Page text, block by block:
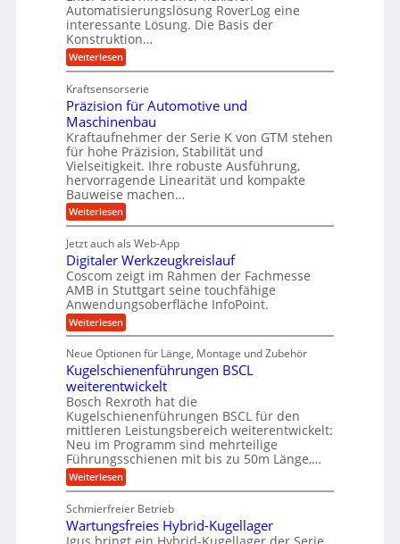
r
g
l
e
c
e
l
g
e
w
i
n
d
e
t
r
i
e
b
e
f
ü
r
r
a
e
U
m
g
e
b
u
n
g
e
n
s
a
t
z
n
d
A
u
f
t
r
a
s
i
n
g
a
n
g
b
e
i
t
s
l
o
s
e
,
w
e
n
i
g
e
r
S
t
e
l
e
n
Automatisierungslösung RoverLog eine
interessante Lösung. Die Basis der
Konstruktion…
Weiterlesen:
Z
h
n
s
t
a
n
g
e
n
g
e
t
r
i
e
b
e
f
ü
r
r
ä
i
s
e
H
u
b
b
e
w
e
g
u
Kraftsensorserie
Präzision für Automotive und
Maschinenbau
Kraftaufnehmer der Serie K von GTM stehen
für hohe Präzision, Stabilität und
Vielseitigkeit. Ihre robuste Ausführung,
hervorragende Linearität und kompakte
Bauweise machen…
Weiterlesen:
P
ä
z
i
s
i
o
n
f
r
A
u
t
o
m
o
t
i
v
e
n
d
M
Jetzt auch als Web-App
Digitaler Werkzeugkreislauf
Coscom zeigt im Rahmen der Fachmesse
AMB in Stuttgart seine touchfähige
Anwendungsoberfläche InfoPoint.
Weiterlesen:
D
g
i
t
a
l
e
r
W
e
r
k
z
e
u
g
Neue Optionen für Länge, Montage und Zubehör
Kugelschienenführungen BSCL
weiterentwickelt
Bosch Rexroth hat die
Kugelschienenführungen BSCL für den
mittleren Leistungsbereich weiterentwickelt:
Neu im Programm sind mehrteilige
Führungsschienen mit bis zu 50m Länge,…
Weiterlesen:
K
g
e
l
Schmierfreier Betrieb
Wartungsfreies Hybrid-Kugellager